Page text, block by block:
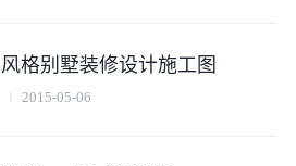
格别墅装修设计施工图
2015-05-06